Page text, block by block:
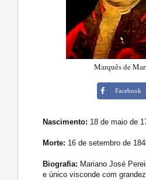
Marquês de
Facebook
Nascimento: 18 de maio de
Morte: 16 de setembro de
Biografia: Mariano José
e único visconde com